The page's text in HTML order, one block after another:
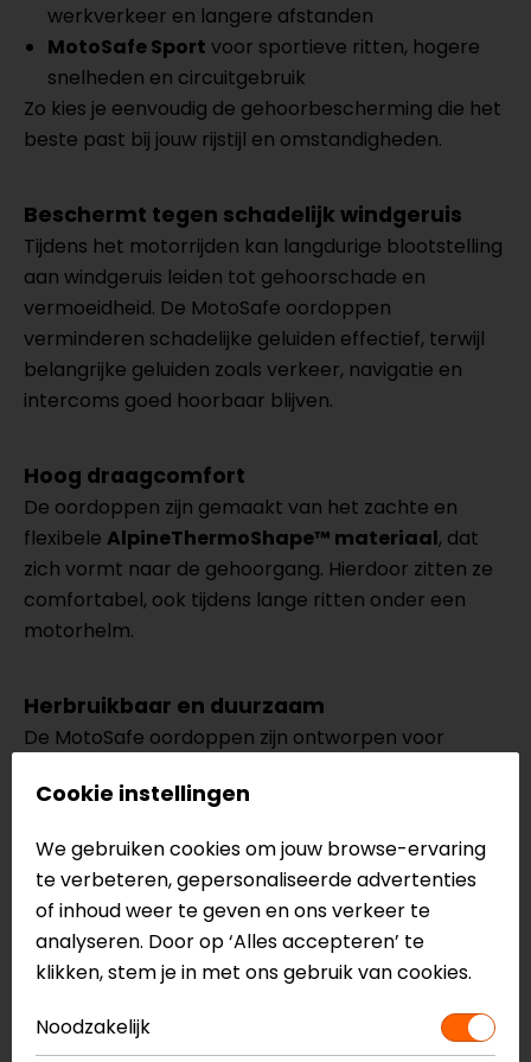
werkverkeer en langere afstanden
MotoSafe Sport voor sportieve ritten, hogere
snelheden en circuitgebruik
Zo kies je eenvoudig de gehoorbescherming die het
beste past bij jouw rijstijl en omstandigheden.
Beschermt tegen schadelijk windgeruis
Tijdens het motorrijden kan langdurige blootstelling
aan windgeruis leiden tot gehoorschade en
vermoeidheid. De MotoSafe oordoppen
verminderen schadelijke geluiden effectief, terwijl
belangrijke geluiden zoals verkeer, navigatie en
intercoms goed hoorbaar blijven.
Hoog draagcomfort
De oordoppen zijn gemaakt van het zachte en
flexibele AlpineThermoShape™ materiaal, dat
zich vormt naar de gehoorgang. Hierdoor zitten ze
comfortabel, ook tijdens lange ritten onder een
motorhelm.
Herbruikbaar en duurzaam
De MotoSafe oordoppen zijn ontworpen voor
gereinigd. Hierdoor zijn ze een duurzame keuze voor
Inclusief handig opbergdoosje
De Duo Pack wordt geleverd met een compact
opbergdoosje, zodat je de oordoppen eenvoudig
je ze niet gebruikt.
Cookie instellingen
We gebruiken cookies om jouw browse-ervaring
te verbeteren, gepersonaliseerde advertenties
of inhoud weer te geven en ons verkeer te
analyseren. Door op ‘Alles accepteren’ te
klikken, stem je in met ons gebruik van cookies.
Noodzakelijk